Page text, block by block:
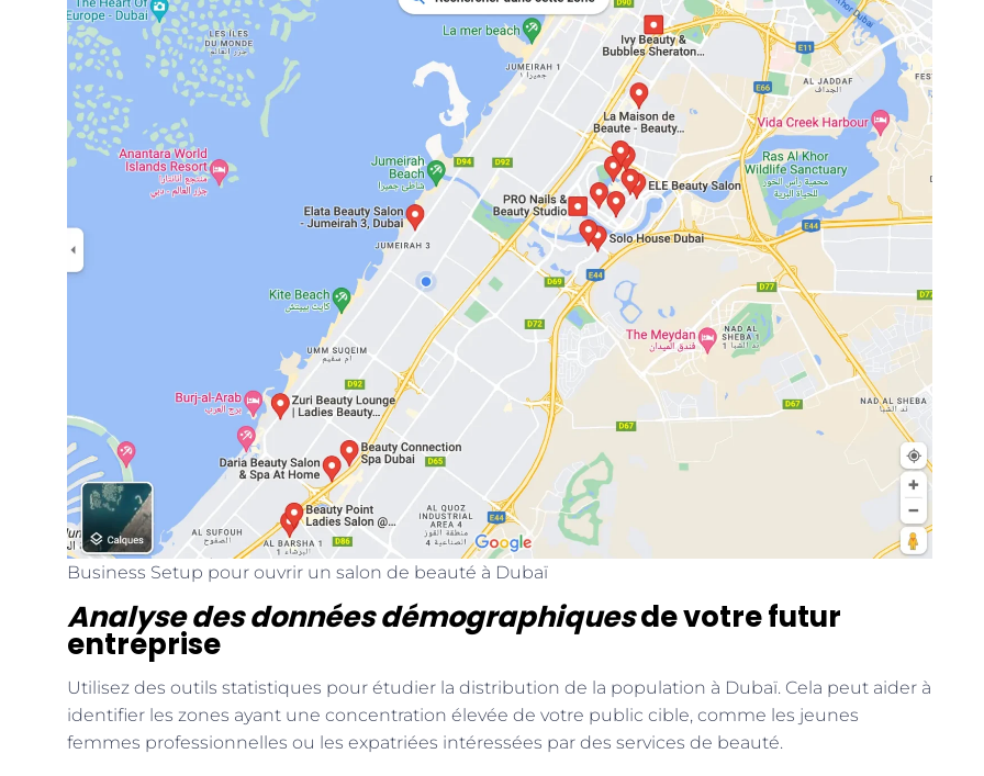
Business Setup pour ouvrir un salon de beauté à Dubaï
Analyse des données démographiquesde votre futur
entreprise
Utilisez des outils statistiques pour étudier la distribution de la population à Dubaï. Cela peut aider à
identifier les zones ayant une concentration élevée de votre public cible, comme les jeunes
femmes professionnelles ou les expatriées intéressées par des services de beauté.